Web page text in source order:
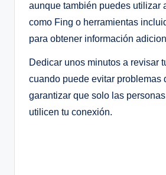
aunque también puedes utilizar
como Fing o herramientas
para obtener información
Dedicar unos minutos a revisar
cuando puede evitar problemas
garantizar que solo las
utilicen tu conexión.